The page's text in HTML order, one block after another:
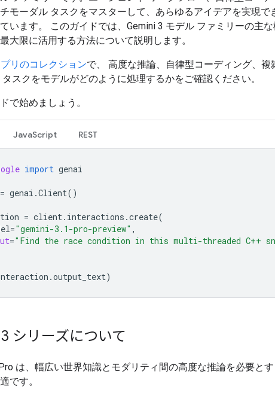
モーダル タスクをマスターして、あらゆるアイデアを実現で
います。 このガイドでは、Gemini 3 モデル ファミリーの主な
大限に活用する方法について説明します。
リのコレクションで、 高度な推論、自律型コーディング、複
スクをモデルがどのように処理するかをご確認ください。
で始めましょう。
JavaScript REST
import genai
= genai .Client()
= client. interactions .create(
="gemini-3.1-pro-preview" ,
="Find the race condition in this multi-threaded C++
.output_text)
シリーズについて
は、幅広い世界知識とモダリティ間の高度な推論を必要と
です。